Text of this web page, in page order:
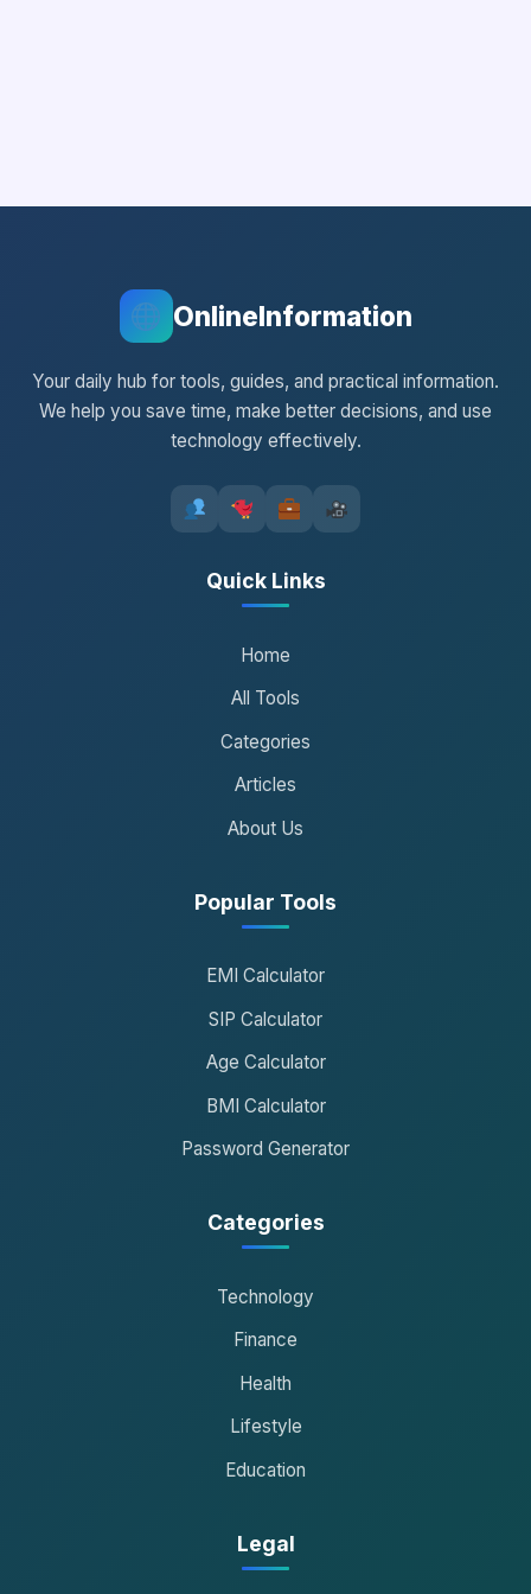
OnlineInformation
Your daily hub for tools, guides, and practical information.
We help you save time, make better decisions, and use
technology effectively.
Quick Links
Home
All Tools
Categories
Articles
About Us
Popular Tools
EMI Calculator
SIP Calculator
Age Calculator
BMI Calculator
Password Generator
Categories
Technology
Finance
Health
Lifestyle
Education
Legal